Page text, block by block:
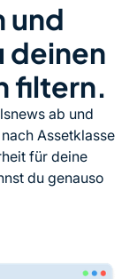
und
deinen
filtern.
ab und
Assetklasse
für deine
du genauso